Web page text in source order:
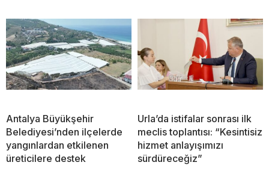
Antalya Büyükşehir
Belediyesi’nden ilçelerde
yangınlardan etkilenen
üreticilere destek
Urla’da istifalar sonrası ilk
meclis toplantısı: “Kesintisiz
hizmet anlayışımızı
sürdüreceğiz”